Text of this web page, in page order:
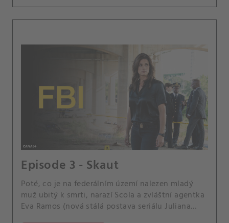
Episode 3 - Skaut
Poté, co je na federálním území nalezen mladý
muž ubitý k smrti, narazí Scola a zvláštní agentka
Eva Ramos (nová stálá postava seriálu Juliana